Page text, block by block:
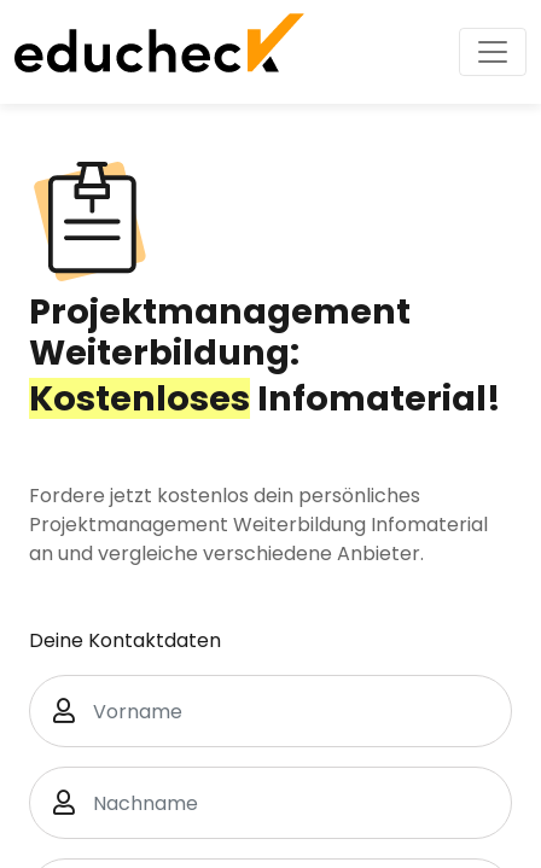
Projektmanagement
Weiterbildung:
Kostenloses Infomaterial!
Fordere jetzt kostenlos dein persönliches
Projektmanagement Weiterbildung Infomaterial
an und vergleiche verschiedene Anbieter.
Deine Kontaktdaten